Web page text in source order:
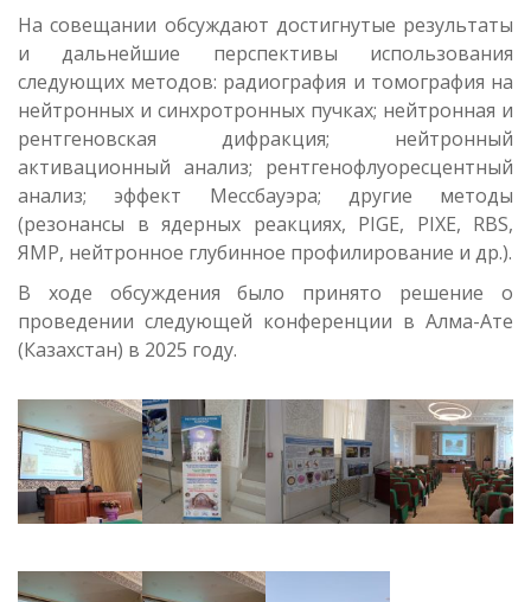
На совещании обсуждают достигнутые результаты
и дальнейшие перспективы использования
следующих методов: радиография и томография на
нейтронных и синхротронных пучках; нейтронная и
рентгеновская дифракция; нейтронный
активационный анализ; рентгенофлуоресцентный
анализ; эффект Мессбауэра; другие методы
(резонансы в ядерных реакциях, PIGE, PIXE, RBS,
ЯМР, нейтронное глубинное профилирование и др.).
В ходе обсуждения было принято решение о
проведении следующей конференции в Алма-Ате
(Казахстан) в 2025 году.